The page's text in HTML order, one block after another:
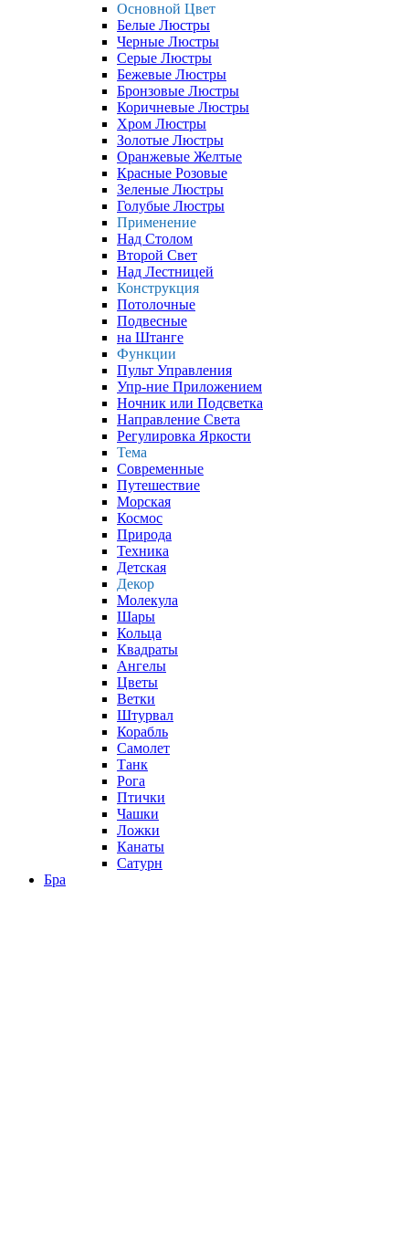
Основной Цвет
Белые Люстры
Черные Люстры
Серые Люстры
Бежевые Люстры
Бронзовые Люстры
Коричневые Люстры
Хром Люстры
Золотые Люстры
Оранжевые Желтые
Красные Розовые
Зеленые Люстры
Голубые Люстры
Применение
Над Столом
Второй Свет
Над Лестницей
Конструкция
Потолочные
Подвесные
на Штанге
Функции
Пульт Управления
Упр-ние Приложением
Ночник или Подсветка
Направление Света
Регулировка Яркости
Тема
Современные
Путешествие
Морская
Космос
Природа
Техника
Детская
Декор
Молекула
Шары
Кольца
Квадраты
Ангелы
Цветы
Ветки
Штурвал
Корабль
Самолет
Танк
Рога
Птички
Чашки
Ложки
Канаты
Сатурн
Бра